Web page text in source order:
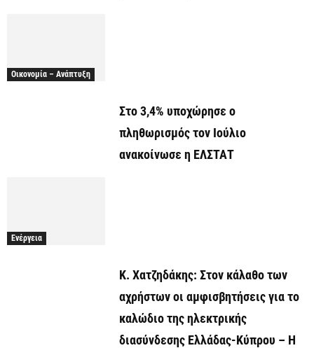
Οικονομία – Ανάπτυξη
Στο 3,4% υποχώρησε ο
πληθωρισμός τον Ιούλιο
ανακοίνωσε η ΕΛΣΤΑΤ
Ενέργεια
Κ. Χατζηδάκης: Στον κάλαθο των
αχρήστων οι αμφισβητήσεις για το
καλώδιο της ηλεκτρικής
διασύνδεσης Ελλάδας-Κύπρου – Η